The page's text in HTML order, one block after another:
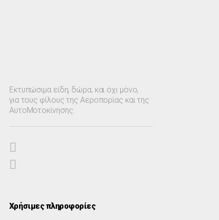
Εκτυπώσιμα είδη, δώρα, και όχι μόνο,
για τους φίλους της Αεροπορίας και της
ΑυτοΜοτοκίνησης.
Χρήσιμες πληροφορίες